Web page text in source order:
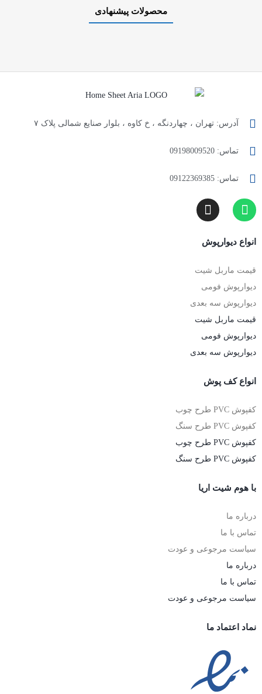
محصولات پیشنهادی
آدرس: تهران ، چهاردنگه ، خ کاوه ، بلوار صنایع شمالی پلاک ۷
تماس: 09198009520
تماس: 09122369385
انواع دیوارپوش
قیمت ماربل شیت
دیوارپوش فومی
دیوارپوش سه بعدی
قیمت ماربل شیت
دیوارپوش فومی
دیوارپوش سه بعدی
انواع کف پوش
کفپوش PVC طرح چوب
کفپوش PVC طرح سنگ
کفپوش PVC طرح چوب
کفپوش PVC طرح سنگ
با هوم شیت اریا
درباره ما
تماس با ما
سیاست مرجوعی و عودت
درباره ما
تماس با ما
سیاست مرجوعی و عودت
نماد اعتماد ما